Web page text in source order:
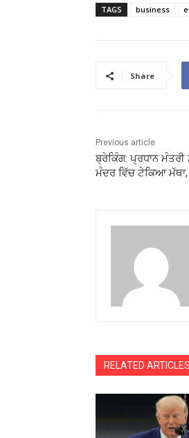
TAGS business
Share
Previous article
ਬ੍ਰੇਕਿੰਗ: ਪ੍ਰਧਾਨ
ਮੰਦਰ ਵਿੱਚ ਟੇਕਿਆ
RELATED ARTICLES